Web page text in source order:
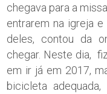
chegava para a
entrarem na igreja
deles, contou da
chegar. Neste dia,
em ir já em 2017,
bicicleta